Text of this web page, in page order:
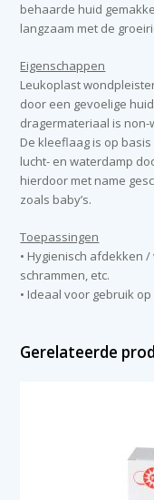
behaarde huid
langzaam met de
Eigenschappen
Leukoplast
door een gevoelige
dragermateriaal is
De kleeflaag is op
lucht- en waterdamp
hierdoor met name
zoals baby’s.
Toepassingen
• Hygienisch afdekken
schrammen, etc.
• Ideaal voor gebruik
Gerelateerde